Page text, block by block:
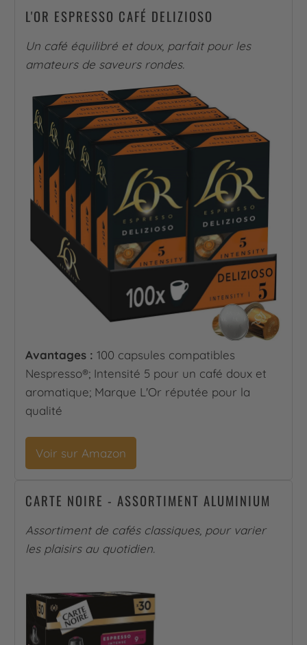
L'OR ESPRESSO CAFÉ DELIZIOSO
Un café équilibré et doux, parfait pour les
amateurs de saveurs rondes.
Avantages : 100 capsules compatibles
Nespresso®; Intensité 5 pour un café doux et
aromatique; Marque L'Or réputée pour la
qualité
Voir sur Amazon
CARTE NOIRE - ASSORTIMENT ALUMINIUM
Assortiment de cafés classiques, pour varier
les plaisirs au quotidien.